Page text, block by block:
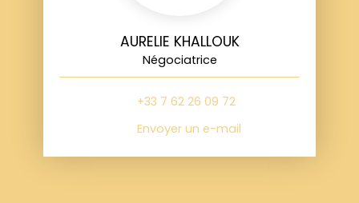
AURELIE KHALLOUK
Négociatrice
+33 7 62 26 09 72
Envoyer un e-mail